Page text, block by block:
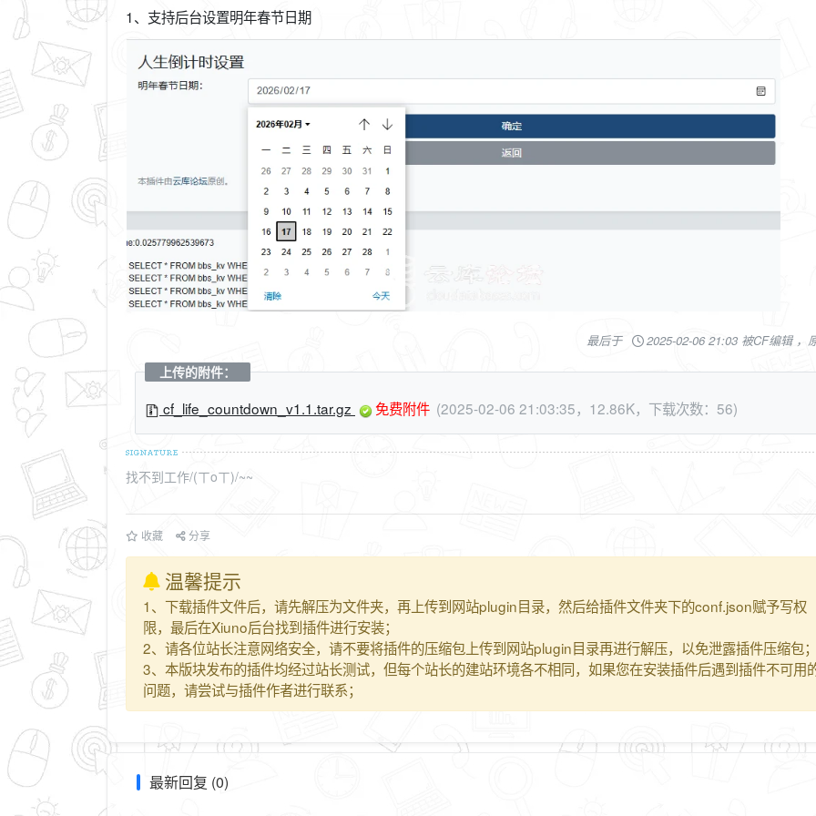
1、支持后台设置明年春节日期
最后于 2025-02-06 21:03 被CF编辑 ，
上传的附件：
cf_life_countdown_v1.1.tar.gz 免费附件 (2025-02-06 21:03:35，12.86K，下载次数：56)
找不到工作/(ㄒoㄒ)/~~
收藏 分享
温馨提示
1、下载插件文件后，请先解压为文件夹，再上传到网站plugin目录，然后给插件文件夹下的conf.json赋予写权
限，最后在Xiuno后台找到插件进行安装；
2、请各位站长注意网络安全，请不要将插件的压缩包上传到网站plugin目录再进行解压，以免泄露插件压缩包
3、本版块发布的插件均经过站长测试，但每个站长的建站环境各不相同，如果您在安装插件后遇到插件不可用
问题，请尝试与插件作者进行联系；
最新回复 (0)